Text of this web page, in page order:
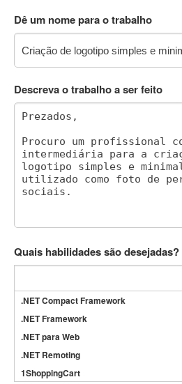
Dê um nome para o trabalho
Descreva o trabalho a ser feito
Quais habilidades são desejadas?
.NET Compact Framework
.NET Framework
.NET para Web
.NET Remoting
1ShoppingCart